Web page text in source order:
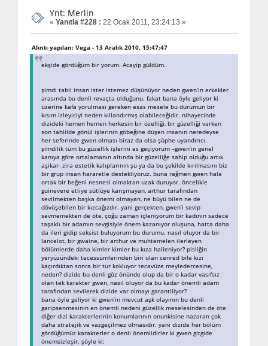
Ynt: Merlin
« Yanıtla #228 : 22 Ocak 2011, 23:24:13 »
Alıntı yapılan: Vega - 13 Aralık 2010, 15:47:47
ekşide gördüğüm bir yorum. Acayip güldüm.
şimdi tabii insan ister istemez düşünüyor neden gwen’in erkekler
arasında bu denli revaçta olduğunu. fakat bana öyle geliyor ki
üzerine kafa yorulması gereken esas mesele bu durumun bir
kısım izleyiciyi neden kıllandırmış olabileceğidir. nihayetinde
dizideki hemen hemen herkesin bir özelliği, bir güzelliği varken
son tahlilde gönül işlerinin göbeğine düşen insanın neredeyse
her seferinde gwen olması biraz da olsa şüphe uyandırıcı.
şimdilik tüm bu güzellik işlerini es geçiyorum –gwen’in genel
kanıya göre ortalamanın altında bir güzelliğe sahip olduğu artık
aşikar- zira estetik kalıplarının şu ya da bu şekilde kırılmasını biz
bir grup insan hararetle destekliyoruz. buna rağmen gwen hala
ortak bir beğeni nesnesi olmaktan uzak duruyor. öncelikle
guinevere etliye sütlüye karışmayan, arthur tarafından
sevilmekten başka önemi olmayan, ne büyü bilen ne de
dövüşebilen bir kızcağızdır. yani gerçekten, gwen’i sevip
sevmemekten de öte, çoğu zaman içleniyorum bir kadının sadece
taşaklı bir adamın sevgisiyle önem kazanıyor oluşuna, hatta daha
da ileri gidip seksist buluyorum bu durumu. nasıl oluyor da bir
lancelot, bir gwaine, bir arthur ve muhtemelen ilerleyen
bölümlerde daha kimler kimler bu kıza halleniyor? pisliğin
yeryüzündeki tecessümlerinden biri olan cenred bile kızı
kaçırdıktan sonra bir tur kokluyor tecavüze meyledercesine,
neden? dizide bu denli göz önünde olup da bir o kadar vasıfsız
olan tek karakter gwen, nasıl oluyor da bu kadar önemli adam
tarafından sevilerek dizide var olmayı garantiliyor?
bana öyle geliyor ki gwen’in mevcut aşk olayının bu denli
garipsenmesinin en önemli nedeni güzellik meselesinden de öte
diğer dizi karakterlerinin konumlarının onunkisine nazaran çok
daha stratejik ve vazgeçilmez olmasıdır. yani dizide her bölüm
gördüğümüz karakterler o denli önemlidirler ki gwen gitgide
önemsizleşir. şöyle ki;